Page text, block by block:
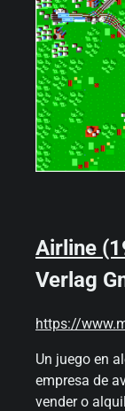
Airline
Verlag
https://
Un juego en
empresa de
vender o